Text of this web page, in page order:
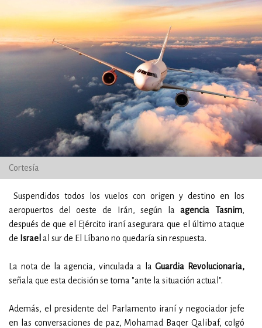
Cortesía
Suspendidos todos los vuelos con origen y destino en los
aeropuertos del oeste de Irán, según laagencia Tasnim,
después de que el Ejército iraní asegurara que el último ataque
de Israel al sur de El Líbano no quedaría sin respuesta.
La nota de la agencia, vinculada a la Guardia Revolucionaria,
señala que esta decisión se toma "ante la situación actual".
Además, el presidente del Parlamento iraní y negociador jefe
en las conversaciones de paz, Mohamad Baqer Qalibaf, colgó